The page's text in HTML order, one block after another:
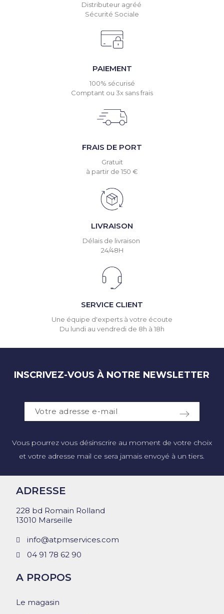
Distributeur agréé
Sécurité Sociale
PAIEMENT
100% sécurisé
Comptant ou 3x sans frais
FRAIS DE PORT
Gratuit
à partir de 150 €
LIVRAISON
Délais de livraison
24/48H
SERVICE CLIENT
Une équipe d'experts à votre écoute
Du lundi au vendredi de 8h à 18h
INSCRIVEZ-VOUS À NOTRE NEWSLETTER
Vous pourrez vous désinscrire au moment de votre choix
et votre adresse mail ce sera jamais envoyé à un tiers.
ADRESSE
228 bd Romain Rolland
13010 Marseille
info@atpmservices.com
04 91 78 62 90
A PROPOS
Le magasin